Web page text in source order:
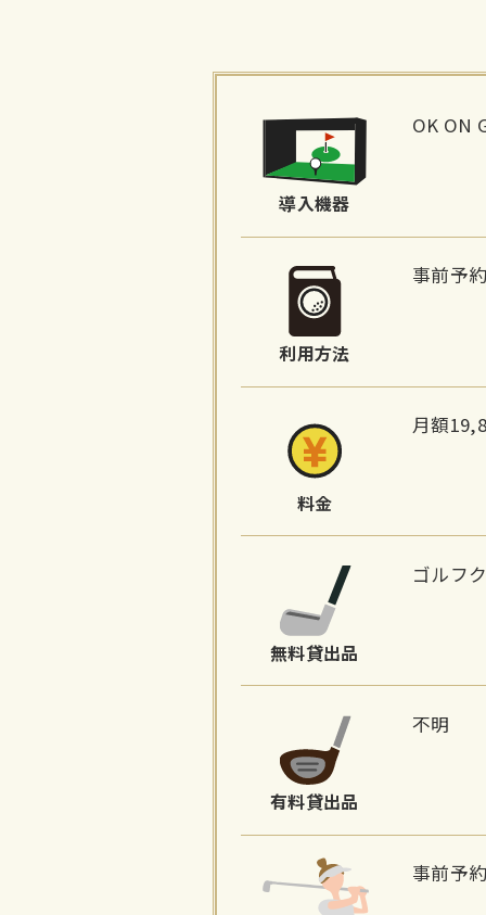
導入機器
OK ON
利用方法
事前予
料金
月額
無料貸出品
ゴルフ
有料貸出品
不明
事前予